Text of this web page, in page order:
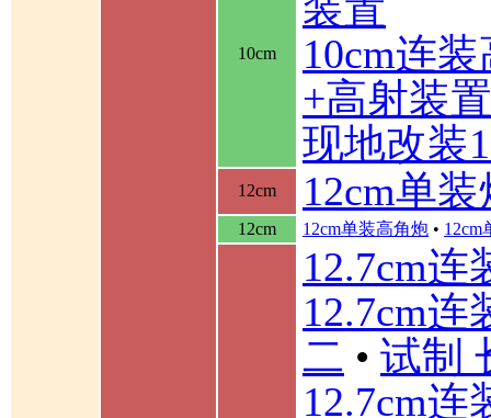
10cm
10cm连
+高射装
现地改装
12cm 12cm单装
12cm 12cm单装高角炮 • 12cm
12.7cm连
12.7cm连
二 • 试制
12.7cm连